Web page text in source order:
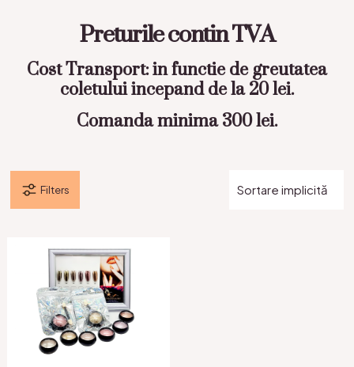
Preturile contin TVA
Cost Transport: in functie de greutatea
coletului incepand de la 20 lei.
Comanda minima 300 lei.
Filters